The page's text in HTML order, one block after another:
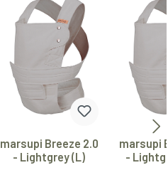
marsupi Breeze 2.0
- Lightgrey (L)
marsupi
-